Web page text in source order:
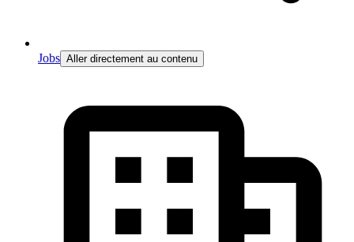
Jobs Aller directement au contenu